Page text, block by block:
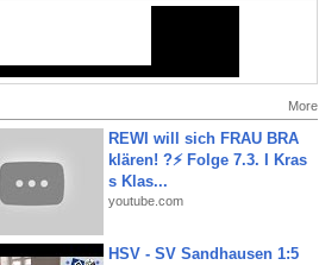
More
REWI will sich FRAU BRA
klären! ?⚡️ Folge 7.3. I Kras
s Klas...
youtube.com
HSV - SV Sandhausen 1:5